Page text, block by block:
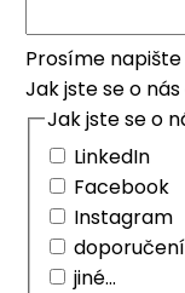
Prosíme
Jak jste se o
Jak jste se o
LinkedIn
Facebook
Instagram
jiné...